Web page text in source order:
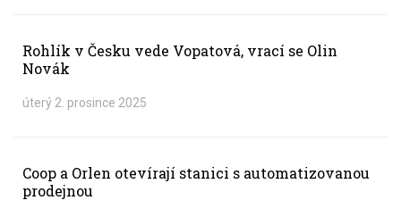
Rohlík v Česku vede Vopatová, vrací se Olin
Novák
úterý 2. prosince 2025
Coop a Orlen otevírají stanici s automatizovanou
prodejnou